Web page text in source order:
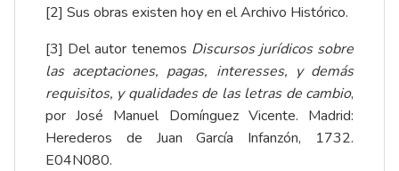
[2] Sus obras existen hoy en el Archivo Histórico.
[3] Del autor tenemos Discursos jurídicos sobre
las aceptaciones, pagas, interesses, y demás
requisitos, y qualidades de las letras de cambio,
por José Manuel Domínguez Vicente. Madrid:
Herederos de Juan García Infanzón, 1732.
E04N080.